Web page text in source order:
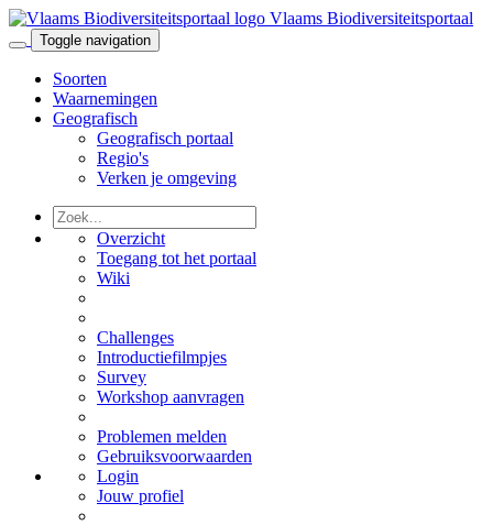
Vlaams Biodiversiteitsportaal
Toggle navigation
Soorten
Waarnemingen
Geografisch
Geografisch portaal
Regio's
Verken je omgeving
Overzicht
Toegang tot het portaal
Wiki
Challenges
Introductiefilmpjes
Survey
Workshop aanvragen
Problemen melden
Gebruiksvoorwaarden
Login
Jouw profiel